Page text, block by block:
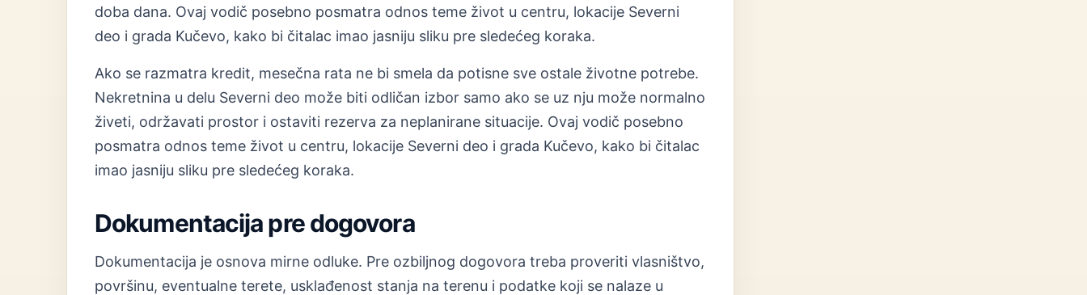
doba dana. Ovaj vodič posebno posmatra odnos teme život u centru, lokacije Severni
deo i grada Kučevo, kako bi čitalac imao jasniju sliku pre sledećeg koraka.
Ako se razmatra kredit, mesečna rata ne bi smela da potisne sve ostale životne potrebe.
Nekretnina u delu Severni deo može biti odličan izbor samo ako se uz nju može normalno
živeti, održavati prostor i ostaviti rezerva za neplanirane situacije. Ovaj vodič posebno
posmatra odnos teme život u centru, lokacije Severni deo i grada Kučevo, kako bi čitalac
imao jasniju sliku pre sledećeg koraka.
Dokumentacija pre dogovora
Dokumentacija je osnova mirne odluke. Pre ozbiljnog dogovora treba proveriti vlasništvo,
površinu, eventualne terete, usklađenost stanja na terenu i podatke koji se nalaze u